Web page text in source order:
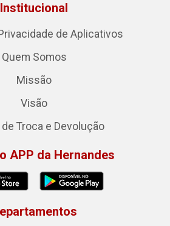
Institucional
de Aplicativos
Quem Somos
Missão
Visão
Troca e Devolução
APP da Hernandes